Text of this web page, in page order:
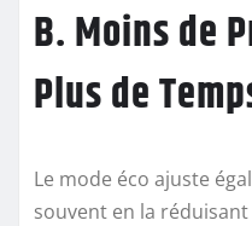
B. Moins de
Plus de
Le mode éco ajuste
souvent en la